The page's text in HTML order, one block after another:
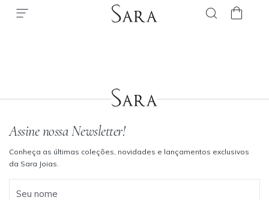
Assine nossa Newsletter!
Conheça as últimas coleções, novidades e lançamentos exclusivos
da Sara Joias.
Seu nome